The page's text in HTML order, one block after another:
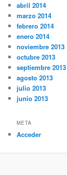
abril 2014
marzo 2014
febrero 2014
enero 2014
noviembre 2013
octubre 2013
septiembre 2013
agosto 2013
julio 2013
junio 2013
META
Acceder